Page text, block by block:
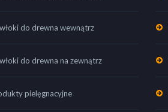
do drewna wewnątrz
do drewna na zewnątrz
pielęgnacyjne